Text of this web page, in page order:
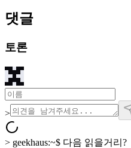
댓글
토론
>
> geekhaus:~$ 다음 읽을거리?